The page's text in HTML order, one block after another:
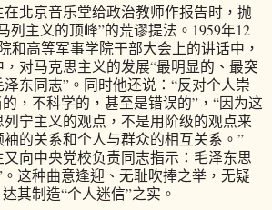
北京音乐堂给政治教师作报告时，抛
列主义的顶峰”的荒谬提法。1959年12
和高等军事学院干部大会上的讲话中，
对马克思主义的发展“最明显的、最突
东同志”。同时他还说：“反对个人崇
，不科学的，甚至是错误的”，“因为这
宁主义的观点，不是用阶级的观点来
的关系和个人与群众的相互关系。”
又向中央党校负责同志指示：毛泽东思
这种曲意逢迎、无耻吹捧之举，无疑
其制造“个人迷信”之实。